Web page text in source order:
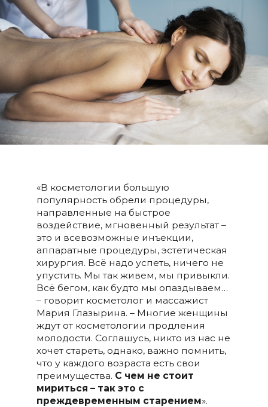
«В косметологии большую
популярность обрели процедуры,
направленные на быстрое
воздействие, мгновенный результат –
это и всевозможные инъекции,
аппаратные процедуры, эстетическая
хирургия. Всё надо успеть, ничего не
упустить. Мы так живем, мы привыкли.
Всё бегом, как будто мы опаздываем…
– говорит косметолог и массажист
Мария Глазырина. – Многие женщины
ждут от косметологии продления
молодости. Соглашусь, никто из нас не
хочет стареть, однако, важно помнить,
что у каждого возраста есть свои
преимущества. С чем не стоит
мириться – так это с
преждевременным старением».